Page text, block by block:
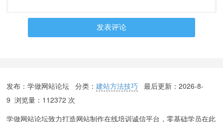
发布：学做网站论坛 分类：建站方法技巧 最后更新：2026-8-
9 浏览量：112372 次
学做网站论坛致力打造网站制作在线培训诚信平台，零基础学员在此